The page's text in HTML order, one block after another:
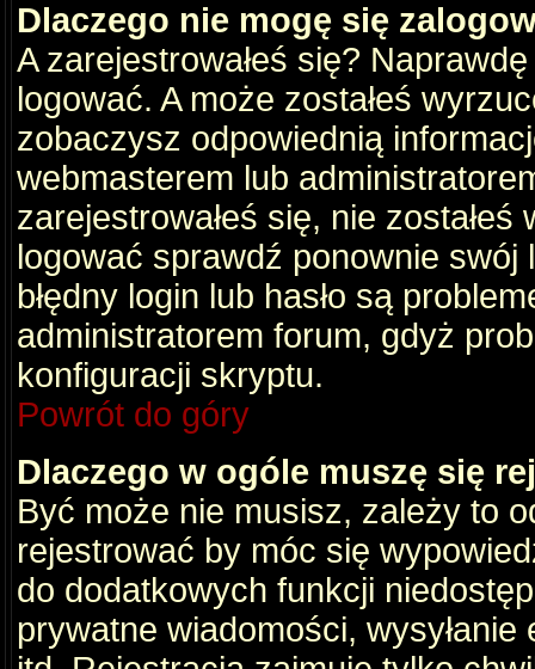
Dlaczego nie mogę się
A zarejestrowałeś się?
logować. A może zostałeś
zobaczysz odpowiednią
webmasterem lub
zarejestrowałeś się, nie
logować sprawdź ponownie swój
błędny login lub hasło są
administratorem forum, gdyż
konfiguracji skryptu.
Powrót do góry
Dlaczego w ogóle muszę się
Być może nie musisz, zależy to
rejestrować by móc się
do dodatkowych funkcji
prywatne wiadomości,